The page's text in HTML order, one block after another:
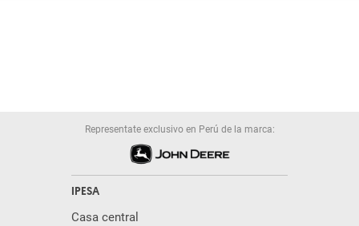
Representate exclusivo en Perú de la marca:
IPESA
Casa central